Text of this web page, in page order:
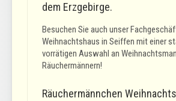
dem Erzgebirge.
Besuchen Sie auch unser
Weihnachtshaus in Seiffen mit einer
vorrätigen Auswahl an
Räuchermännern!
Räuchermännchen